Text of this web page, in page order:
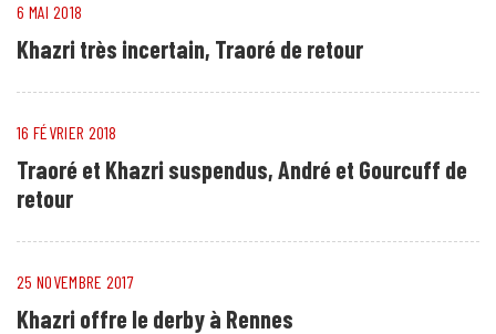
6 MAI 2018
Khazri très incertain, Traoré de retour
16 FÉVRIER 2018
Traoré et Khazri suspendus, André et Gourcuff de
retour
25 NOVEMBRE 2017
Khazri offre le derby à Rennes